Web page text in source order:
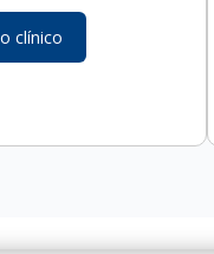
clínico